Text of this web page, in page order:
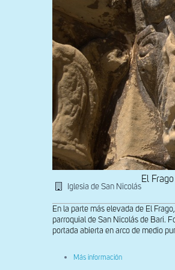
Iglesia de San Nicolás
El Frago
En la parte más elevada de El
parroquial de San Nicolás de Bari.
portada abierta en arco de medio
Más información